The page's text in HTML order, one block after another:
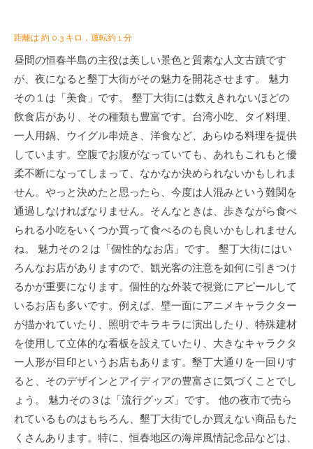
距離は 約 0.3 キロ，運転約 1 分
昼間の恒春半島の主役は美しい景色と質素な人文古蹟です
が、夜になると墾丁大街がその魅力を開花させます。 魅力
その１は「美食」です。 墾丁大街には数えきれないほどの
飲食店があり、その種類も豊富です。台湾小吃、タイ料理、
一人用鍋、ウイグル串焼き、洋食など、あらゆる料理を提供
しています。空腹でお腹がなっていても、あれもこれもと優
柔不断になってしまって、なかなか決められないかもしれま
せん。やっと決めたと思ったら、今度は人混みという難関を
通過しなければなりません。そんなときは、歩きながら食べ
られる小吃をいくつか買って食べるのも良いかもしれません
ね。 魅力その２は「個性的なお店」です。 墾丁大街にはい
ろんなお店がありますので、観光客の注意を如何に引きつけ
るかが重要になります。個性的な外装で視覚にアピールして
いるお店も多いです。例えば、壁一面にアニメキャラクター
が描かれていたり、照明でキラキラに演出したり、特殊建材
を使用して立体的な看板を設えていたり、大きなキャラクタ
ー人形が目印というお店もあります。墾丁大通りを一回りす
ると、そのデザインとアイディアの豊富さに気づくことでし
ょう。 魅力その３は「流行グッズ」です。 他の夜市で売ら
れているものはもちろん、墾丁大街でしか買えない商品もた
くさんあります。特に、恒春地区の海岸風情記念品などは、